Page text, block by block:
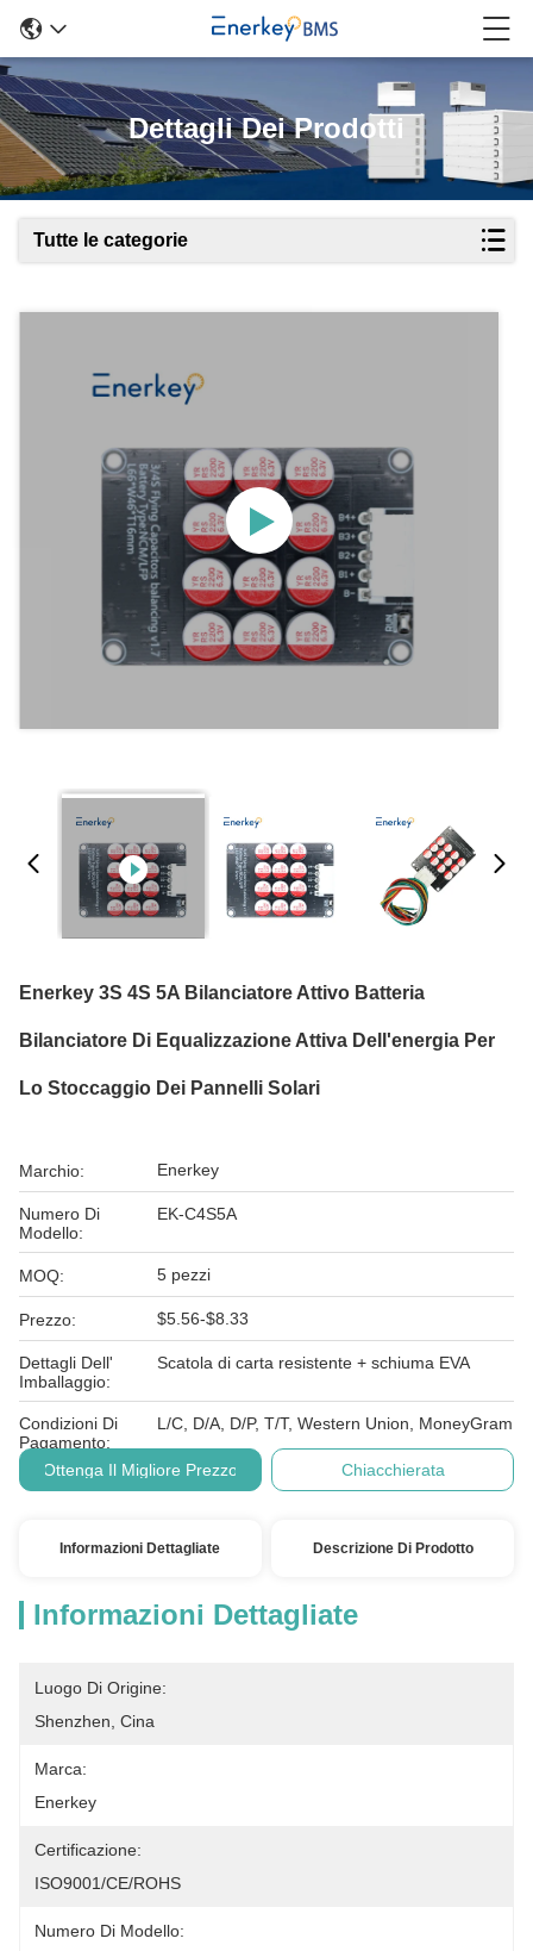
Dettagli Dei Prodotti
Tutte le categorie
Enerkey 3S 4S 5A Bilanciatore Attivo Batteria
Bilanciatore Di Equalizzazione Attiva Dell'energia Per
Lo Stoccaggio Dei Pannelli Solari
Marchio: Enerkey
Numero Di
Modello:
EK-C4S5A
MOQ: 5 pezzi
Prezzo: $5.56-$8.33
Dettagli Dell'
Imballaggio:
Scatola di carta resistente + schiuma EVA
Condizioni Di
Pagamento:
L/C, D/A, D/P, T/T, Western Union, MoneyGram
Ottenga Il Migliore Prezzo Chiacchierata
Informazioni Dettagliate Descrizione Di Prodotto
Informazioni Dettagliate
Luogo Di Origine:
Shenzhen, Cina
Marca:
Enerkey
Certificazione:
ISO9001/CE/ROHS
Numero Di Modello: